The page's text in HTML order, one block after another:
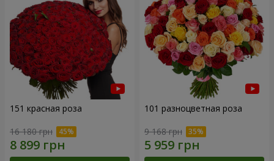
151 красная роза
16 180 грн
101 разноцветная роза
9 168 грн